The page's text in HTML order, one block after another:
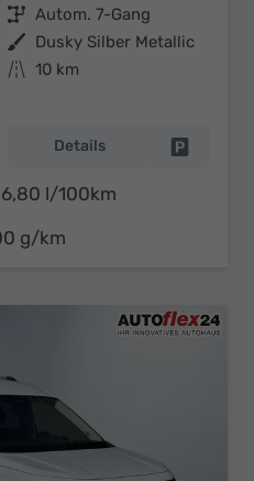
Getriebe Autom. 7-Gang
Außenfarbe Dusky Silber Metallic
Kilometerstand 10 km
Details
6,80 l/100km
g/km